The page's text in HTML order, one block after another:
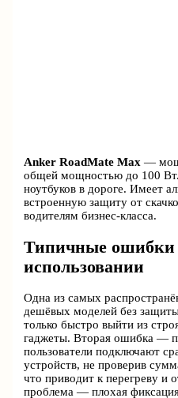
Anker RoadMate Max —
общей мощностью до 100 Вт.
ноутбуков в дороге. Имеет
встроенную защиту от
водителям бизнес-класса.
Типичные ошибки
использовании
Одна из самых
дешёвых моделей без
только быстро выйти из
гаджеты. Вторая ошибка —
пользователи подключают
устройств, не проверив
что приводит к перегреву и
проблема — плохая